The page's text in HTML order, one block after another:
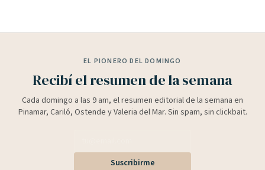
EL PIONERO DEL DOMINGO
Recibí el resumen de la semana
Cada domingo a las 9 am, el resumen editorial de la semana en
Pinamar, Cariló, Ostende y Valeria del Mar. Sin spam, sin clickbait.
Suscribirme